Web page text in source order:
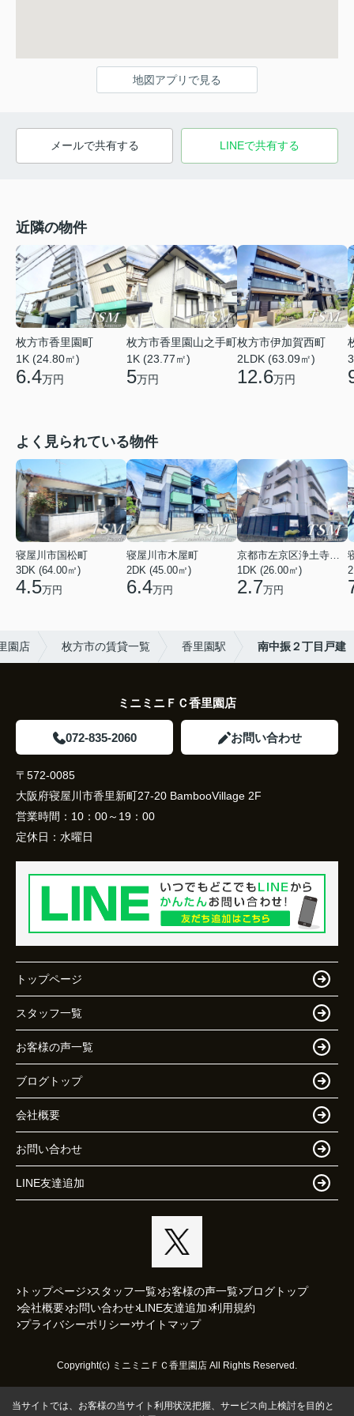
地図アプリで見る
メールで共有する LINEで共有する
近隣の物件
枚方市香里園町
1K (24.80㎡)
6.4万円
枚方市香里園山之手町
1K (23.77㎡)
5万円
枚方市伊加賀西町
2LDK (63.09㎡)
12.6万円
よく見られている物件
寝屋川市国松町
3DK (64.00㎡)
4.5万円
寝屋川市木屋町
2DK (45.00㎡)
6.4万円
京都市左京区浄土寺馬場町
1DK (26.00㎡)
2.7万円
園店 枚方市の賃貸一覧 香里園駅 南中振２丁目戸建
ミニミニＦＣ香里園店
072-835-2060 お問い合わせ
〒572-0085
大阪府寝屋川市香里新町27-20 BambooVillage 2F
営業時間： 10：00～19：00
定休日： 水曜日
トップページ
スタッフ一覧
お客様の声一覧
ブログトップ
会社概要
お問い合わせ
LINE友達追加
トップページ スタッフ一覧 お客様の声一覧 ブログトップ
会社概要 お問い合わせ LINE友達追加 利用規約
プライバシーポリシー サイトマップ
Copyright(c) ミニミニＦＣ香里園店 All Rights Reserved.
当サイトでは、お客様の当サイト利用状況把握、サービス向上検討を目的と